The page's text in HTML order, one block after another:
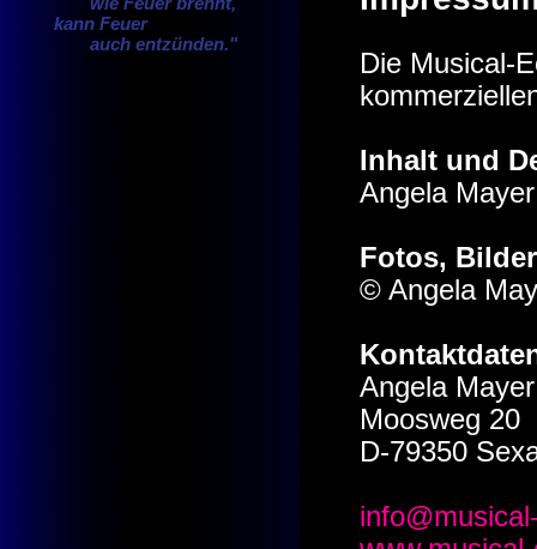
kann Feuer
auch entzünden."
Die Musical-
Inhalt und
Angela Mayer
Fotos,
© Angela
Angela Mayer
Moosweg 20
D-79350